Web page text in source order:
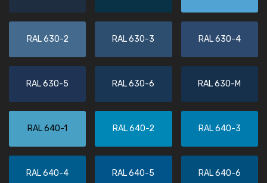
RAL 630-2 RAL 630-3 RAL 630-4
RAL 630-5 RAL 630-6 RAL 630-M
RAL 640-1 RAL 640-2 RAL 640-3
RAL 640-4 RAL 640-5 RAL 640-6